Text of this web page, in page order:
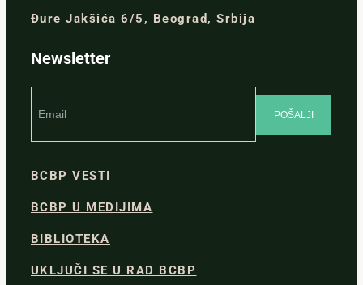
Đure Jakšića 6/5, Beograd, Srbija
Newsletter
BCBP VESTI
BCBP U MEDIJIMA
BIBLIOTEKA
UKLJUČI SE U RAD BCBP